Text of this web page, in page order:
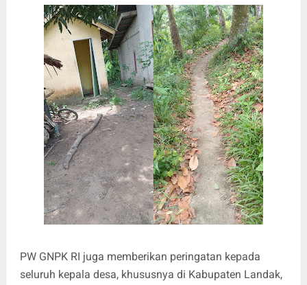
PW GNPK RI juga memberikan peringatan kepada
seluruh kepala desa, khususnya di Kabupaten Landak,